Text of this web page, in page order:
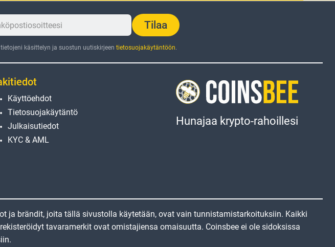
Tilaa
käsittelyn ja suostun uutiskirjeen tietosuojakäytäntöön.
Käyttöehdot
Tietosuojakäytäntö
Julkaisutiedot
KYC & AML
Hunajaa krypto-rahoillesi
ja brändit, joita tällä sivustolla käytetään, ovat vain tunnistamistarkoituksiin. Kaikki
tavaramerkit ovat omistajiensa omaisuutta. Coinsbee ei ole sidoksissa